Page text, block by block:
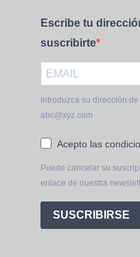
Escribe tu
suscribirte
Introduzca su dirección
abc@xyz.com
Acepto las
Puede cancelar su
enlace de nuestra
SUSCRIBIRSE